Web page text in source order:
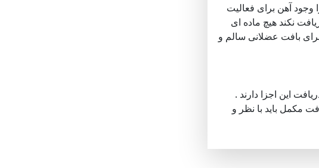
وجود آهن برای فعالیت
نکند هیچ ماده ای
بافت عضلانی سالم و
این اجزا دارند .
مکمل باید با نظر و